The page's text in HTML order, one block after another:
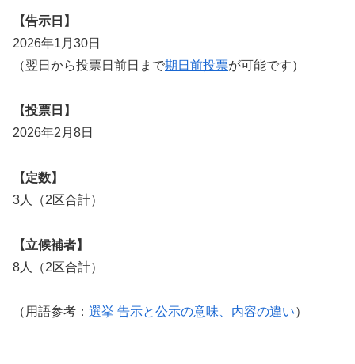
【告示日】
2026年1月30日
（翌日から投票日前日まで期日前投票が可能です）
【投票日】
2026年2月8日
【定数】
3人（2区合計）
【立候補者】
8人（2区合計）
（用語参考： 選挙 告示と公示の意味、内容の違い）